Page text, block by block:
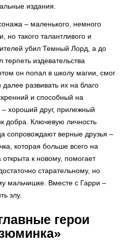
издания.
– маленького, немного
но такого талантливого и
убил Темный Лорд, а до
издевательства
он попал в школу магии, смог
развивать их на благо
и способный на
хороший друг, прилежный
добра. Ключевую личность
сопровождают верные друзья –
которая больше всего на
открыта к новому, помогает
старательному, но
мальчишке. Вместе с Гарри –
злу.
герои